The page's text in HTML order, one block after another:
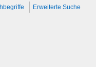
Erweiterte Suche